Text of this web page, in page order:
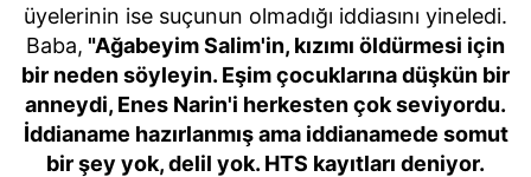
verileriniz işlenmekte olup gerekli olan çerezler bilgi
toplumu hizmetlerinin sunulması amacıyla
kullanılmaktadır. Diğer çerezler, sitemizin daha işlevsel
kılınması ve kişiselleştirilmesi ve sizlere yönelik
reklam/pazarlama faaliyetlerinin yapılması, amaçlarıyla
sınırlı olarak açık rızanız dahilinde kullanılacaktır.
üyelerinin ise suçunun olmadığı iddiasını yineledi.
Baba, "Ağabeyim Salim'in, kızımı öldürmesi için
bir neden söyleyin. Eşim çocuklarına düşkün bir
anneydi, Enes Narin'i herkesten çok seviyordu.
İddianame hazırlanmış ama iddianamede somut
bir şey yok, delil yok. HTS kayıtları deniyor.